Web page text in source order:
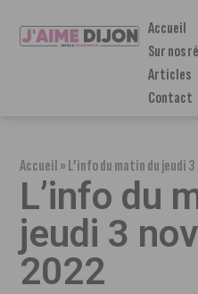
Accueil
Sur nos
Articles
Contact
Accueil»L’info du matin du jeudi
L’info du
jeudi 3
2022